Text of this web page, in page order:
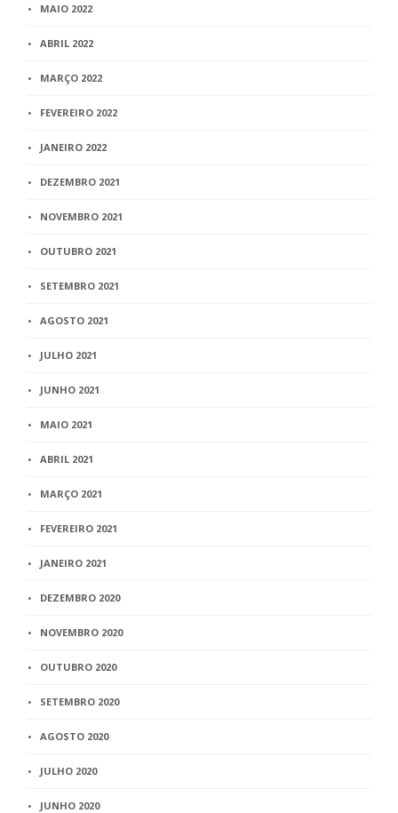
MAIO 2022
ABRIL 2022
MARÇO 2022
FEVEREIRO 2022
JANEIRO 2022
DEZEMBRO 2021
NOVEMBRO 2021
OUTUBRO 2021
SETEMBRO 2021
AGOSTO 2021
JULHO 2021
JUNHO 2021
MAIO 2021
ABRIL 2021
MARÇO 2021
FEVEREIRO 2021
JANEIRO 2021
DEZEMBRO 2020
NOVEMBRO 2020
OUTUBRO 2020
SETEMBRO 2020
AGOSTO 2020
JULHO 2020
JUNHO 2020